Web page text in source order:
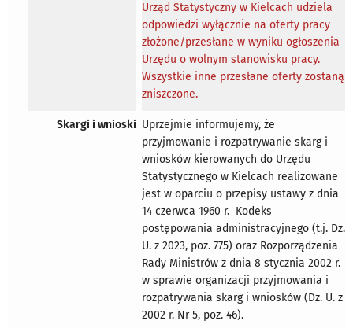
Urząd Statystyczny w Kielcach udziela
odpowiedzi wyłącznie na oferty pracy
złożone/przesłane w wyniku ogłoszenia
Urzędu o wolnym stanowisku pracy.
Wszystkie inne przesłane oferty zostaną
zniszczone.
Skargi i wnioski Uprzejmie informujemy, że
przyjmowanie i rozpatrywanie skarg i
wniosków kierowanych do Urzędu
Statystycznego w Kielcach realizowane
jest w oparciu o przepisy ustawy z dnia
14 czerwca 1960 r. Kodeks
postępowania administracyjnego (t.j. Dz.
U. z 2023, poz. 775) oraz Rozporządzenia
Rady Ministrów z dnia 8 stycznia 2002 r.
w sprawie organizacji przyjmowania i
rozpatrywania skarg i wniosków (Dz. U. z
2002 r. Nr 5, poz. 46).